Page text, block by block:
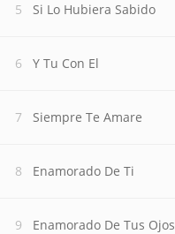
Si Lo Hubiera Sabido
Y Tu Con El
Siempre Te Amare
Enamorado De Ti
Enamorado De Tus Ojos